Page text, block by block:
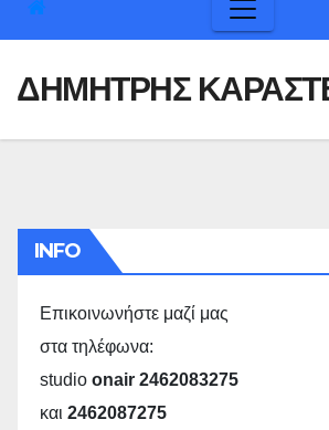
ΔΗΜΗΤΡΗΣ
INFO
Επικοινωνήστε μαζί μας
στα τηλέφωνα:
studio onair 2462083275
και 2462087275